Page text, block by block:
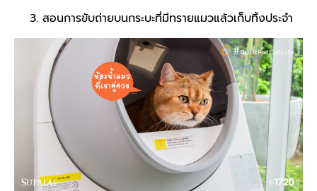
สอนการขับถ่ายบนกระบะที่มีทรายแมวแล้วเก็บทิ้งประจำ